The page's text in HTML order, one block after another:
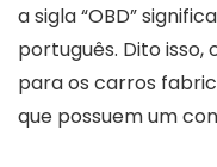
a sigla “OBD”
português. Dito isso,
para os carros
que possuem um